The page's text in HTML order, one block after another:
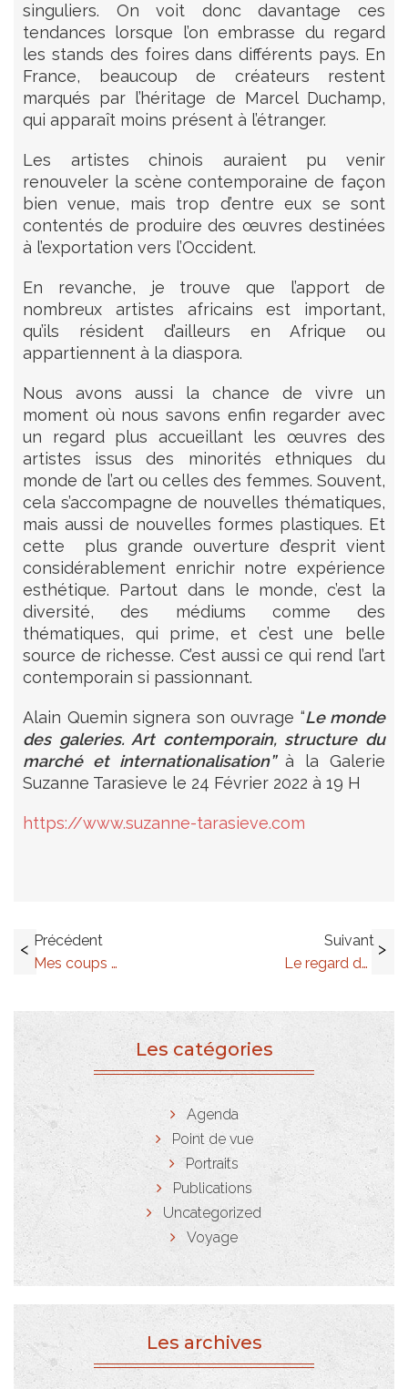
singuliers. On voit donc davantage ces
tendances lorsque l’on embrasse du regard
les stands des foires dans différents pays. En
France, beaucoup de créateurs restent
marqués par l’héritage de Marcel Duchamp,
qui apparaît moins présent à l’étranger.
Les artistes chinois auraient pu venir
renouveler la scène contemporaine de façon
bien venue, mais trop d’entre eux se sont
contentés de produire des œuvres destinées
à l’exportation vers l’Occident.
En revanche, je trouve que l’apport de
nombreux artistes africains est important,
qu’ils résident d’ailleurs en Afrique ou
appartiennent à la diaspora.
Nous avons aussi la chance de vivre un
moment où nous savons enfin regarder avec
un regard plus accueillant les œuvres des
artistes issus des minorités ethniques du
monde de l’art ou celles des femmes. Souvent,
cela s’accompagne de nouvelles thématiques,
mais aussi de nouvelles formes plastiques. Et
cette plus grande ouverture d’esprit vient
considérablement enrichir notre expérience
esthétique. Partout dans le monde, c’est la
diversité, des médiums comme des
thématiques, qui prime, et c’est une belle
source de richesse. C’est aussi ce qui rend l’art
contemporain si passionnant.
Alain Quemin signera son ouvrage “Le monde
des galeries. Art contemporain, structure du
marché et internationalisation”à la Galerie
Suzanne Tarasieve le 24 Février 2022 à 19 H
https://www.suzanne-tarasieve.com
Navigation
d’article
< Précédent
Mes coups de coeur à PARIS PHOTO
>
Suivant
Le regard de Marianne DOLLO Art advisor sur le magnifique court-métrage d’animation le Monde en soi co-réalisé par Sandrine Stoïanov et Jean-Charles Finck.
Les catégories
Agenda
Point de vue
Portraits
Publications
Uncategorized
Voyage
Les archives